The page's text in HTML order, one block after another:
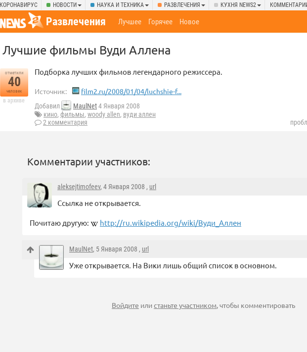
КОРОНАВИРУС НОВОСТИ НАУКА И ТЕХНИКА РАЗВЛЕЧЕНИЯ КУХНЯ NEWS2
Развлечения Лучшее Горячее Новое
Лучшие фильмы Вуди Аллена
отметили
40
человек
в архиве
Подборка лучших фильмов легендарного режиссера.
Источник: film2.ru/2008/01/04/luchshie-f...
Добавил MaulNet4 Января 2008
кино, фильмы, woody allen, вуди аллен
2 комментария
Комментарии участников:
aleksejtimofeev, 4 Января 2008 , url
Ссылка не открывается.
Почитаю другую: http://ru.wikipedia.org/wiki/Вуди_Аллен
MaulNet, 5 Января 2008 , url
Уже открывается. На Вики лишь общий список в основном.
Войдите илистаньте участником, чтобы комментировать